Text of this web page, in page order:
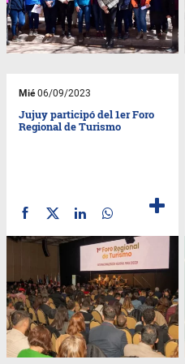
Mié06/09/2023
Jujuy participó del 1er Foro
Regional de Turismo